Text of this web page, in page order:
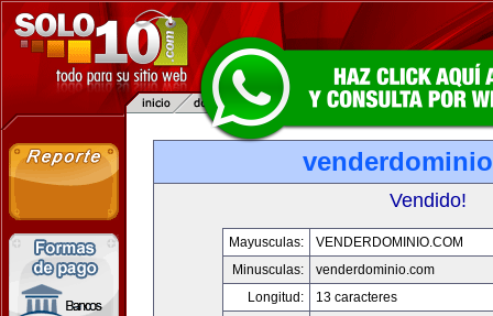
Vendido!
Mayusculas:
VENDERDOMINIO.COM
Minusculas:
venderdominio.com
Longitud:
13 caracteres